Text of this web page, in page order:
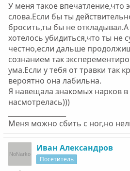
У меня такое впечатление,что
слова.Если бы ты
бросить,ты бы не
хотелось убидиться,что ты
честно,если дальше
сознанием так
ума.Если у тебя от травки так
вероятно она лабильна.
Я навещала знакомых нарков в
насмотрелась)))
Меня можно сбить с ног,но
Ивaн Алeксaндров
Посетитель